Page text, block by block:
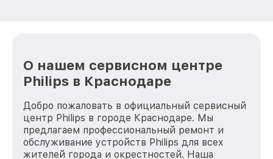
О нашем сервисном центре
Philips в Краснодаре
Добро пожаловать в официальный сервисный
центр Philips в городе Краснодаре. Мы
предлагаем профессиональный ремонт и
обслуживание устройств Philips для всех
жителей города и окрестностей. Наша